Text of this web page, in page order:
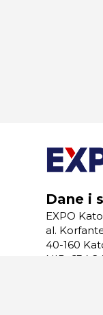
Dane i
EXPO
al.
40-160
NIP: 634